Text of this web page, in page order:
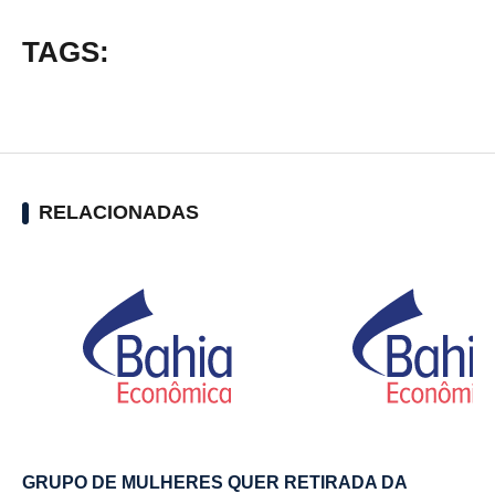
TAGS:
RELACIONADAS
GRUPO DE MULHERES QUER RETIRADA DA